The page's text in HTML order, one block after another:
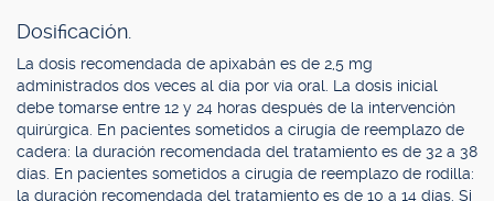
Dosificación.
La dosis recomendada de apixabán es de 2,5 mg
administrados dos veces al día por vía oral. La dosis inicial
debe tomarse entre 12 y 24 horas después de la intervención
quirúrgica. En pacientes sometidos a cirugía de reemplazo de
cadera: la duración recomendada del tratamiento es de 32 a 38
días. En pacientes sometidos a cirugía de reemplazo de rodilla:
la duración recomendada del tratamiento es de 10 a 14 días. Si